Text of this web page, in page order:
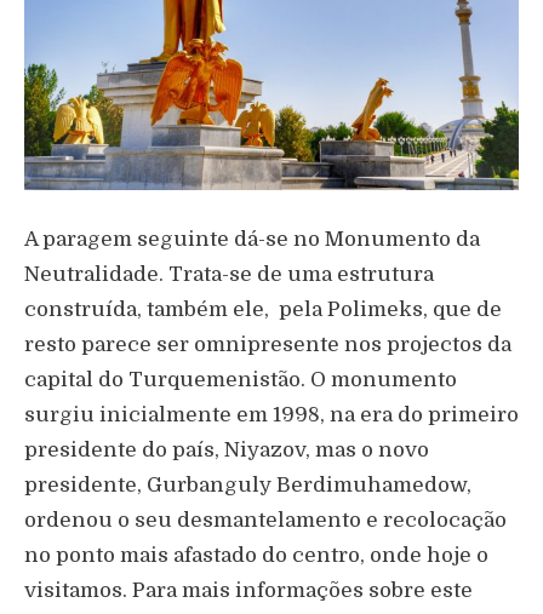
A paragem seguinte dá-se no Monumento da
Neutralidade. Trata-se de uma estrutura
construída, também ele, pela Polimeks, que de
resto parece ser omnipresente nos projectos da
capital do Turquemenistão. O monumento
surgiu inicialmente em 1998, na era do primeiro
presidente do país, Niyazov, mas o novo
presidente, Gurbanguly Berdimuhamedow,
ordenou o seu desmantelamento e recolocação
no ponto mais afastado do centro, onde hoje o
visitamos. Para mais informações sobre este